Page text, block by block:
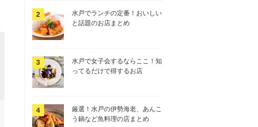
水戸でランチの定番！おいしい
と話題のお店まとめ
水戸で女子会するならここ！知
ってるだけで得するお店
厳選！水戸の伊勢海老、あんこ
う鍋など魚料理の店まとめ